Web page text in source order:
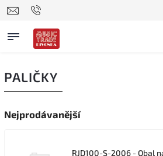
PALIČKY
Nejprodávanější
RJD100-S-2006 - Obal